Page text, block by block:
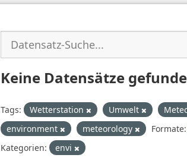
Keine Datensätze
Tags: Wetterstation Umwelt
environment
meteorology Formate:
Kategorien:
envi